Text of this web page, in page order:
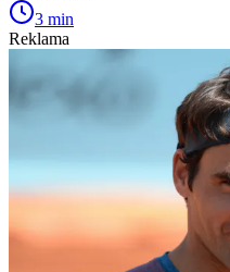
3 min
Reklama